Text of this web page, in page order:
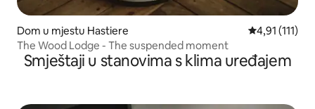
Dom u mjestu Hastiere Prosječna
4,91 (111)
The Wood Lodge - The suspended moment
Smještaji u stanovima s klima uređajem